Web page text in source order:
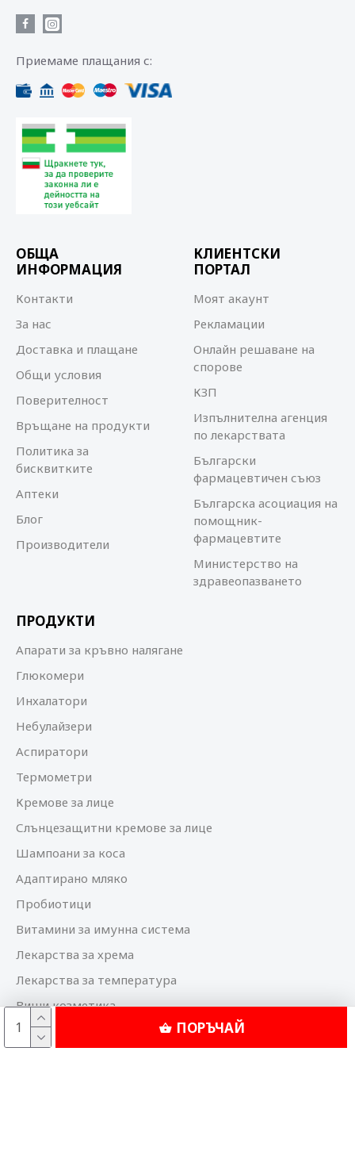
ПОРЪЧАЙ
Приемаме плащания с:
ОБЩА
ИНФОРМАЦИЯ
Контакти
За нас
Доставка и плащане
Общи условия
Поверителност
Връщане на продукти
Политика за
бисквитките
Аптеки
Блог
Производители
КЛИЕНТСКИ
ПОРТАЛ
Моят акаунт
Рекламации
Онлайн решаване на
спорове
КЗП
Изпълнителна агенция
по лекарствата
Български
фармацевтичен съюз
Българска асоциация на
помощник-
фармацевтите
Министерство на
здравеопазването
ПРОДУКТИ
Апарати за кръвно налягане
Глюкомери
Инхалатори
Небулайзери
Аспиратори
Термометри
Кремове за лице
Слънцезащитни кремове за лице
Шампоани за коса
Адаптирано мляко
Пробиотици
Витамини за имунна система
Лекарства за хрема
Лекарства за температура
Виши козметика
Bioderma козметика